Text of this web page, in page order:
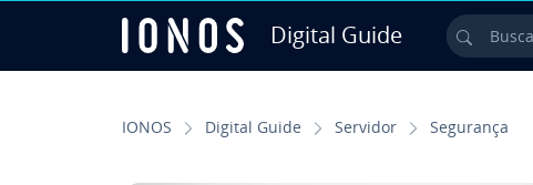
Digital Guide Busca
IONOS Digital Guide Servidor Segurança